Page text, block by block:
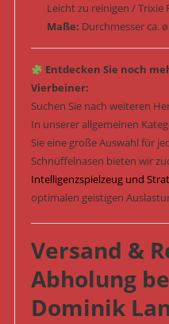
Leicht zu reinigen / Trixie
Maße: Durchmesser ca.
Entdecken Sie noch
Vierbeiner:
Suchen Sie nach weiteren
In unserer allgemeinen
Sie eine große Auswahl für
Schnüffelnasen bieten wir
Intelligenzspielzeug und
optimalen geistigen
Versand &
Abholung
Dominik